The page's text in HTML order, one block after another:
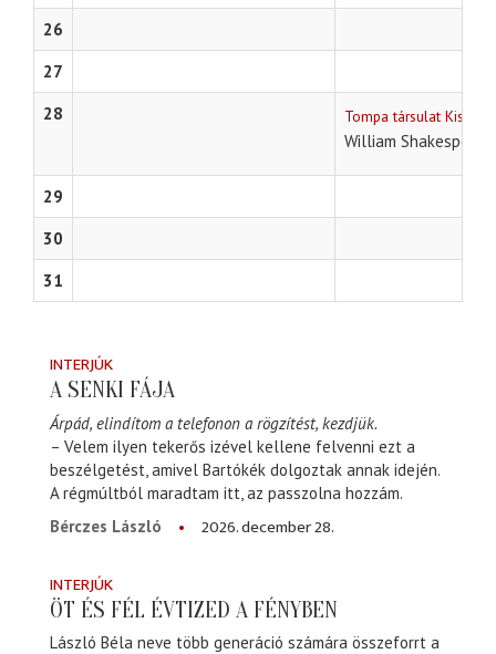
26
27
28
Tompa társulat
William Shakespeare
29
30
31
INTERJÚK
A SENKI FÁJA
Árpád, elindítom a telefonon a rögzítést, kezdjük.
– Velem ilyen tekerős izével kellene felvenni ezt a
beszélgetést, amivel Bartókék dolgoztak annak idején.
A régmúltból maradtam itt, az passzolna hozzám.
Bérczes László
2026. december 28.
INTERJÚK
ÖT ÉS FÉL ÉVTIZED A FÉNYBEN
László Béla neve több generáció számára összeforrt a